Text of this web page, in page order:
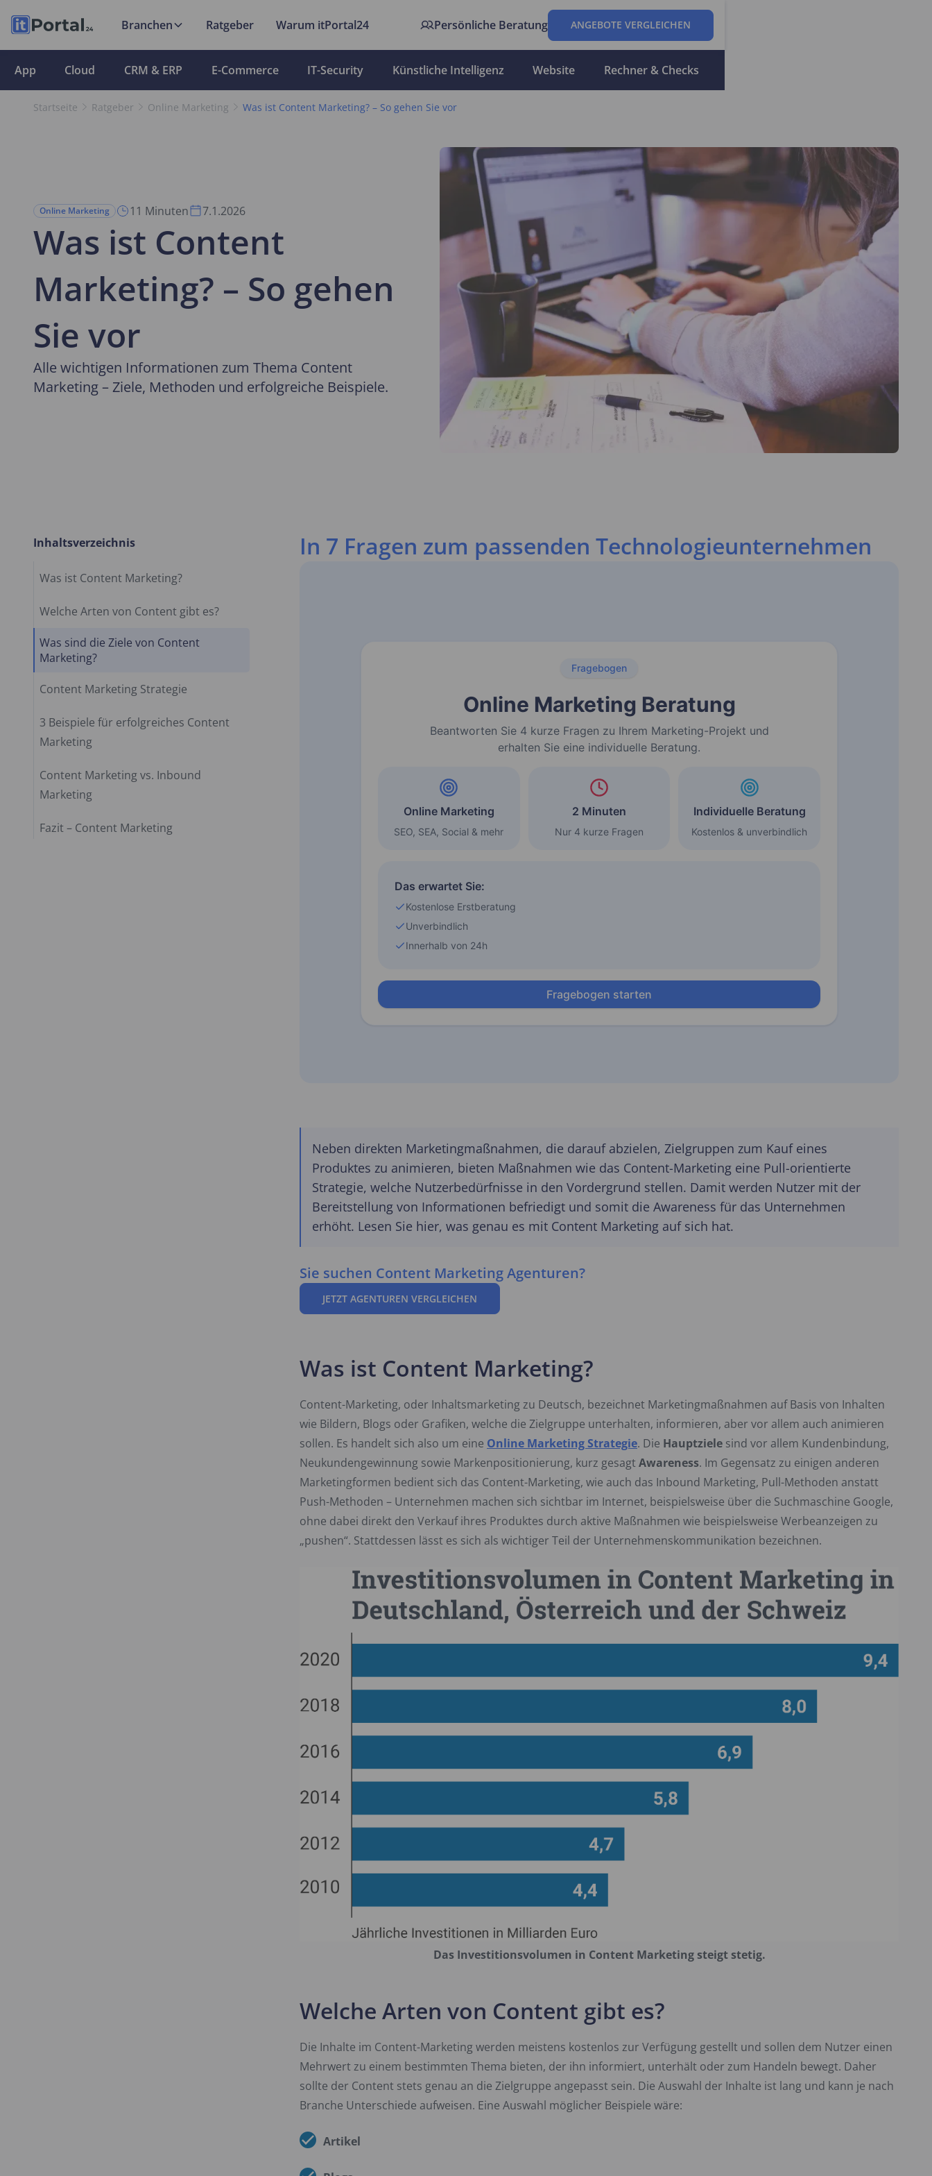
Branchen Ratgeber Warum itPortal24 Persönliche Beratung ANGEBOTE VERGLEICHEN
App Cloud CRM & ERP E-Commerce IT-Security Künstliche Intelligenz Website Rechner & Checks
Startseite Ratgeber Online Marketing Was ist Content Marketing? – So gehen Sie vor
Online Marketing 11 Minuten 7.1.2026
Was ist Content
Marketing? – So gehen
Sie vor
Alle wichtigen Informationen zum Thema Content
Marketing – Ziele, Methoden und erfolgreiche Beispiele.
Inhaltsverzeichnis
Was ist Content Marketing?
Welche Arten von Content gibt es?
Was sind die Ziele von Content
Marketing?
Content Marketing Strategie
3 Beispiele für erfolgreiches Content
Marketing
Content Marketing vs. Inbound
Marketing
Fazit – Content Marketing
In 7 Fragen zum passenden Technologieunternehmen
Neben direkten Marketingmaßnahmen, die darauf abzielen, Zielgruppen zum Kauf eines
Produktes zu animieren, bieten Maßnahmen wie das Content-Marketing eine Pull-orientierte
Strategie, welche Nutzerbedürfnisse in den Vordergrund stellen. Damit werden Nutzer mit der
Bereitstellung von Informationen befriedigt und somit die Awareness für das Unternehmen
erhöht. Lesen Sie hier, was genau es mit Content Marketing auf sich hat.
Sie suchen Content Marketing Agenturen?
JETZT AGENTUREN VERGLEICHEN
Was ist Content Marketing?
Content-Marketing, oder Inhaltsmarketing zu Deutsch, bezeichnet Marketingmaßnahmen auf Basis von Inhalten
wie Bildern, Blogs oder Grafiken, welche die Zielgruppe unterhalten, informieren, aber vor allem auch animieren
sollen. Es handelt sich also um eine Online Marketing Strategie. Die Hauptziele sind vor allem Kundenbindung,
Neukundengewinnung sowie Markenpositionierung, kurz gesagtAwareness. Im Gegensatz zu einigen anderen
Marketingformen bedient sich das Content-Marketing, wie auch das Inbound Marketing, Pull-Methoden anstatt
Push-Methoden – Unternehmen machen sich sichtbar im Internet, beispielsweise über die Suchmaschine Google,
ohne dabei direkt den Verkauf ihres Produktes durch aktive Maßnahmen wie beispielsweise Werbeanzeigen zu
„pushen“. Stattdessen lässt es sich als wichtiger Teil der Unternehmenskommunikation bezeichnen.
Das Investitionsvolumen in Content Marketing steigt stetig.
Welche Arten von Content gibt es?
Die Inhalte im Content-Marketing werden meistens kostenlos zur Verfügung gestellt und sollen dem Nutzer einen
Mehrwert zu einem bestimmten Thema bieten, der ihn informiert, unterhält oder zum Handeln bewegt. Daher
sollte der Content stets genau an die Zielgruppe angepasst sein. Die Auswahl der Inhalte ist lang und kann je nach
Branche Unterschiede aufweisen. Eine Auswahl möglicher Beispiele wäre:
Artikel